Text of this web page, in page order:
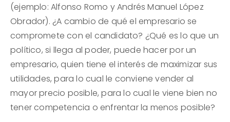
(ejemplo: Alfonso Romo y Andrés Manuel López
Obrador). ¿A cambio de qué el empresario se
compromete con el candidato? ¿Qué es lo que un
político, si llega al poder, puede hacer por un
empresario, quien tiene el interés de maximizar sus
utilidades, para lo cual le conviene vender al
mayor precio posible, para lo cual le viene bien no
tener competencia o enfrentar la menos posible?